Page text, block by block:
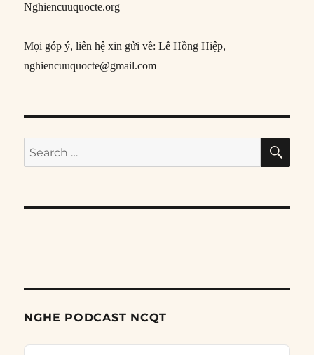
Nghiencuuquocte.org
Mọi góp ý, liên hệ xin gửi về: Lê Hồng Hiệp,
nghiencuuquocte@gmail.com
Search
for:
NGHE PODCAST NCQT
Audio